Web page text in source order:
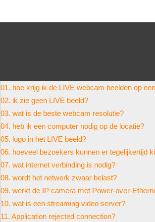
01. hoe krijg ik de LIVE webcam beelden op
02. ik zie geen LIVE beeld?
03. wat is de beste webcam resolutie?
04. heb ik een computer nodig op de locatie?
05. logo in het LIVE beeld?
06. hoeveel bezoekers kunnen er tegelijkertijd
07. wat internet verbinding is nodig?
08. wordt het netwerk zwaar belast?
09. werkt de IP camera met Power-over-
10. wat is een streaming video server?
11. Application rejected connection?